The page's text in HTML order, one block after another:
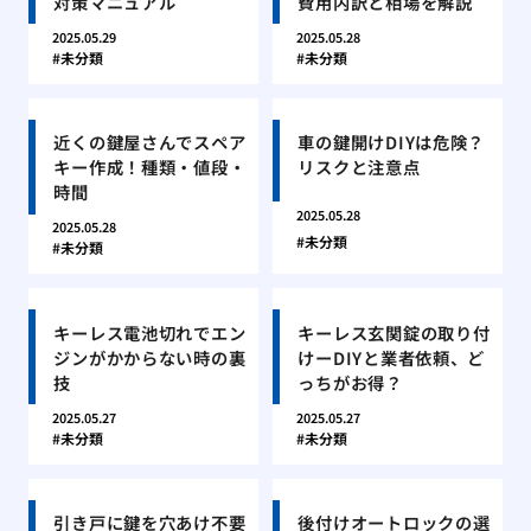
2025.05.29
未分類
2025.05.28
未分類
近くの鍵屋さんでスペア
キー作成！種類・値段・
時間
2025.05.28
未分類
車の鍵開けDIYは危険？
リスクと注意点
2025.05.28
未分類
キーレス電池切れでエン
ジンがかからない時の裏
技
2025.05.27
未分類
キーレス玄関錠の取り付
けーDIYと業者依頼、ど
っちがお得？
2025.05.27
未分類
引き戸に鍵を穴あけ不要 後付けオートロックの選